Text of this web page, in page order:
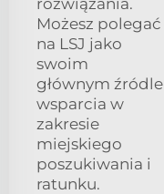
Możesz polegać
na LSJ jako
swoim
głównym źródle
wsparcia w
zakresie
miejskiego
poszukiwania i
ratunku.